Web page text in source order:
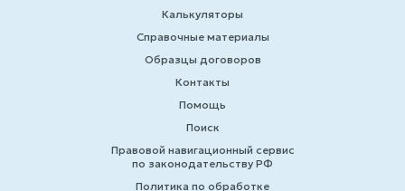
Калькуляторы
Справочные материалы
Образцы договоров
Контакты
Помощь
Поиск
Правовой навигационный сервис
по законодательству РФ
Политика по обработке